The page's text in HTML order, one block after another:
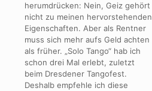
herumdrücken: Nein, Geiz gehört
nicht zu meinen hervorstehenden
Eigenschaften. Aber als Rentner
muss sich mehr aufs Geld achten
als früher. „Solo Tango“ hab ich
schon drei Mal erlebt, zuletzt
beim Dresdener Tangofest.
Deshalb empfehle ich diese